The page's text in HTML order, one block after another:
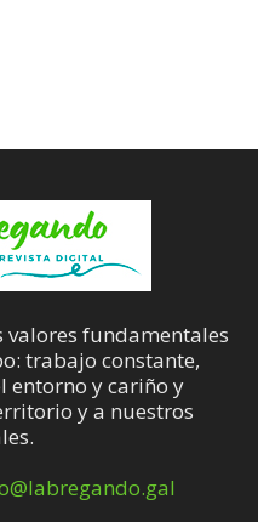
valores fundamentales
trabajo constante,
entorno y cariño y
y a nuestros